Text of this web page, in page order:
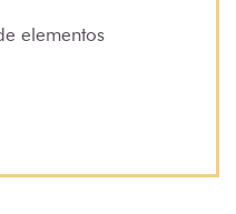
elementos